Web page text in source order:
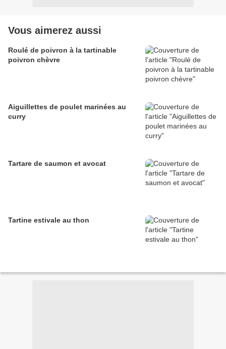
Vous aimerez aussi
Roulé de poivron à la tartinable
poivron chèvre
Aiguillettes de poulet marinées au
curry
Tartare de saumon et avocat
Tartine estivale au thon